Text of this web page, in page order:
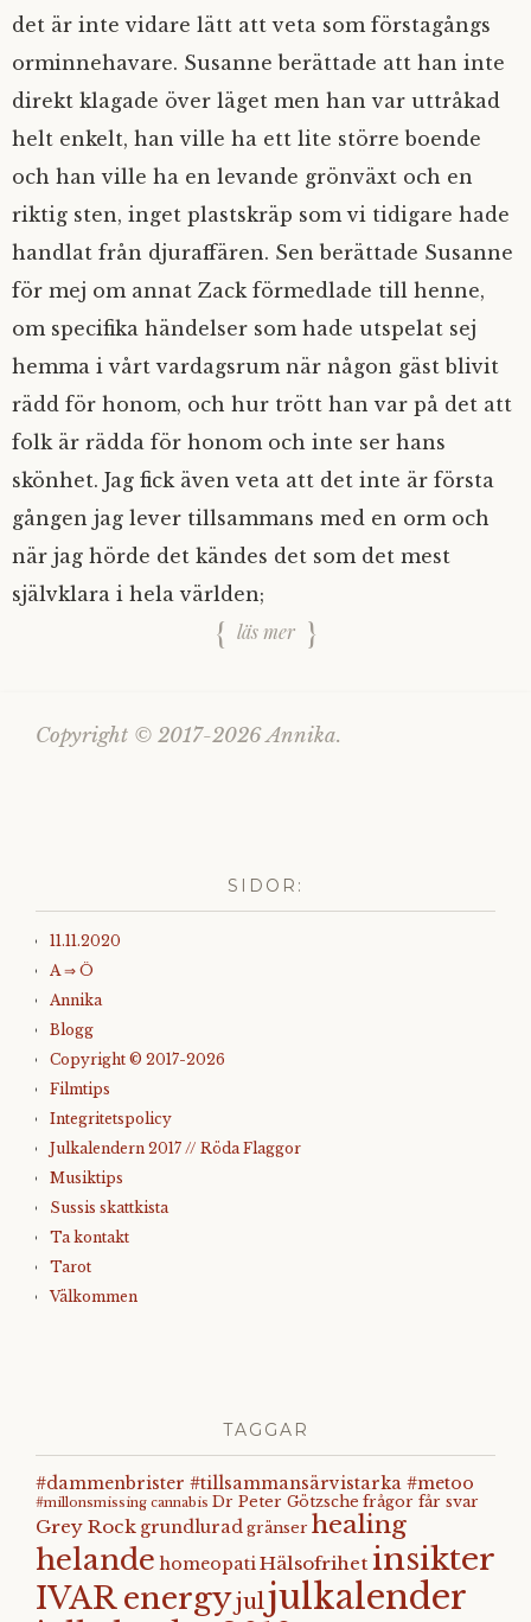
det är inte vidare lätt att veta som förstagångs
orminnehavare. Susanne berättade att han inte
direkt klagade över läget men han var uttråkad
helt enkelt, han ville ha ett lite större boende
och han ville ha en levande grönväxt och en
riktig sten, inget plastskräp som vi tidigare hade
handlat från djuraffären. Sen berättade Susanne
för mej om annat Zack förmedlade till henne,
om specifika händelser som hade utspelat sej
hemma i vårt vardagsrum när någon gäst blivit
rädd för honom, och hur trött han var på det att
folk är rädda för honom och inte ser hans
skönhet. Jag fick även veta att det inte är första
gången jag lever tillsammans med en orm och
när jag hörde det kändes det som det mest
självklara i hela världen;
läs mer
Copyright © 2017-2026 Annika.
SIDOR:
11.11.2020
A ⇒ Ö
Annika
Blogg
Copyright © 2017-2026
Filmtips
Integritetspolicy
Julkalendern 2017 // Röda Flaggor
Musiktips
Sussis skattkista
Ta kontakt
Tarot
Välkommen
TAGGAR
#dammenbrister #tillsammansärvistarka #metoo
#millonsmissing cannabis Dr Peter Götzsche frågor får svar
Grey Rock grundlurad gränser healing
helande homeopatiHälsofrihet insikter
IVAR energyjuljulkalender